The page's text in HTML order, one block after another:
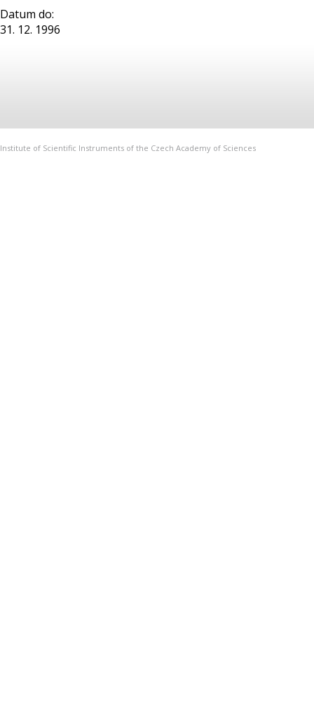
Datum do:
31. 12. 1996
Institute of Scientific Instruments of the Czech Academy of Sciences